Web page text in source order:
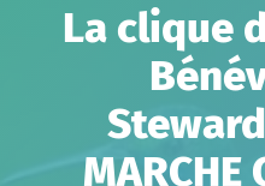
La clique
MARCHE